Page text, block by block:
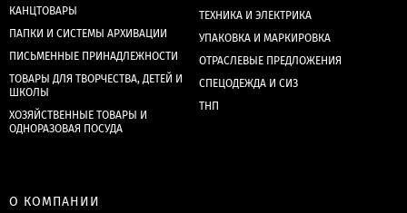
КАНЦТОВАРЫ
ПАПКИ И СИСТЕМЫ АРХИВАЦИИ
ПИСЬМЕННЫЕ ПРИНАДЛЕЖНОСТИ
ТОВАРЫ ДЛЯ ТВОРЧЕСТВА, ДЕТЕЙ И
ШКОЛЫ
ХОЗЯЙСТВЕННЫЕ ТОВАРЫ И
ОДНОРАЗОВАЯ ПОСУДА
ТЕХНИКА И ЭЛЕКТРИКА
УПАКОВКА И МАРКИРОВКА
ОТРАСЛЕВЫЕ ПРЕДЛОЖЕНИЯ
СПЕЦОДЕЖДА И СИЗ
ТНП
О КОМПАНИИ